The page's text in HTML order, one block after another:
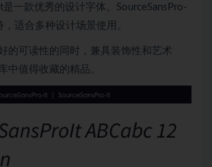
是一款优秀的设计字体。SourceSansPro-
，适合多种设计场景使用。
的可读性的同时，兼具装饰性和艺术
中值得收藏的精品。